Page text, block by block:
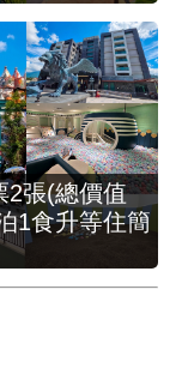
張(總價值
1食升等住簡